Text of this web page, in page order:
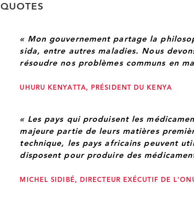
QUOTES
« Mon gouvernement partage la
sida, entre autres maladies. Nous
résoudre nos problèmes communs en
UHURU KENYATTA, PRÉSIDENT DU KENYA
« Les pays qui produisent les
majeure partie de leurs matières
technique, les pays africains peuvent
disposent pour produire des
MICHEL SIDIBÉ, DIRECTEUR EXÉCUTIF DE